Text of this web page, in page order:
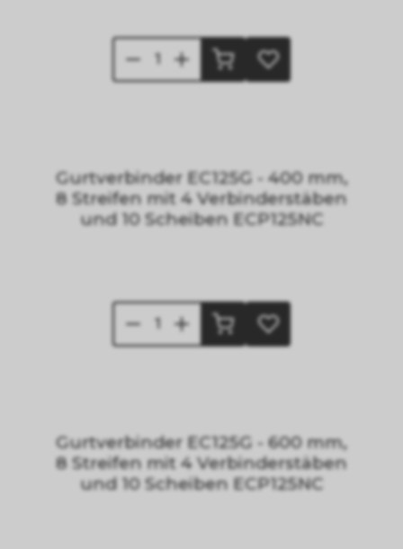
Gurtverbinder EC125G - 400 mm,
8 Streifen mit 4 Verbinderstäben
und 10 Scheiben ECP125NC
Gurtverbinder EC125G - 600 mm,
8 Streifen mit 4 Verbinderstäben
und 10 Scheiben ECP125NC